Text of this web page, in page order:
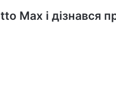
Max і дізнався